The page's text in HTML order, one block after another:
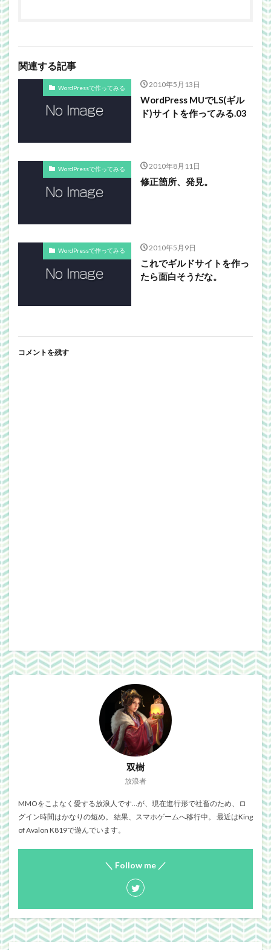
関連する記事
WordPressで作ってみる 2010年5月13日
WordPress MUでLS(ギル
ド)サイトを作ってみる.03
WordPressで作ってみる 2010年8月11日
修正箇所、発見。
WordPressで作ってみる 2010年5月9日
これでギルドサイトを作っ
たら面白そうだな。
コメントを残す
双樹
放浪者
MMOをこよなく愛する放浪人です…が、現在進行形で社畜のため、ロ
グイン時間はかなりの短め。 結果、スマホゲームへ移行中。 最近はKing
of Avalon K819で遊んでいます。
＼ Follow me ／